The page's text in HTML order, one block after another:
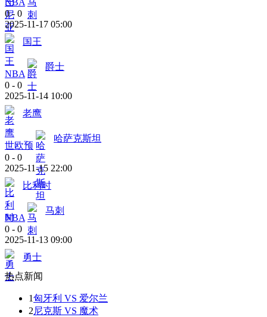
0 - 0
2025-11-17 05:00
国王
NBA
爵士
0 - 0
2025-11-14 10:00
老鹰
世欧预
哈萨克斯坦
0 - 0
2025-11-15 22:00
比利时
NBA
马刺
0 - 0
2025-11-13 09:00
勇士
热点新闻
1匈牙利 VS 爱尔兰
2尼克斯 VS 魔术